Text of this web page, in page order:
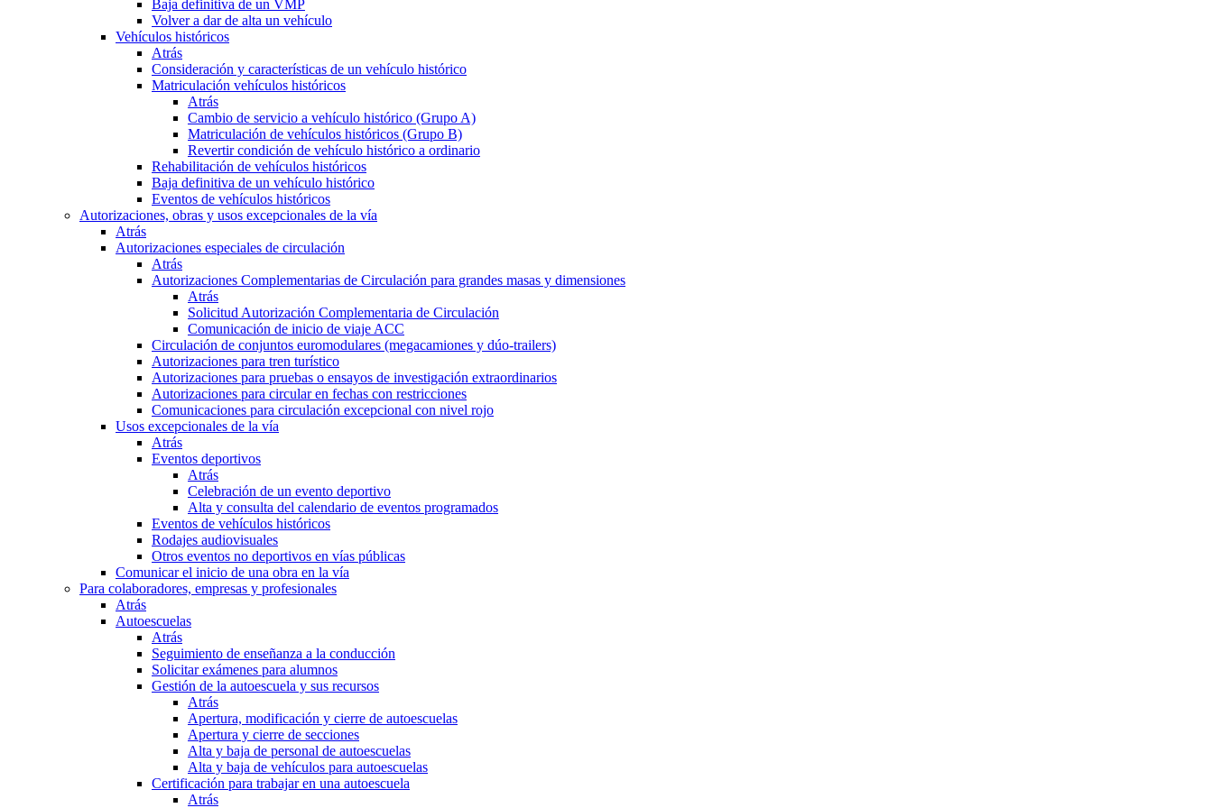
Baja definitiva de un VMP
Volver a dar de alta un vehículo
Vehículos históricos
Atrás
Consideración y características de un vehículo histórico
Matriculación vehículos históricos
Atrás
Cambio de servicio a vehículo histórico (Grupo A)
Matriculación de vehículos históricos (Grupo B)
Revertir condición de vehículo histórico a ordinario
Rehabilitación de vehículos históricos
Baja definitiva de un vehículo histórico
Eventos de vehículos históricos
Autorizaciones, obras y usos excepcionales de la vía
Atrás
Autorizaciones especiales de circulación
Atrás
Autorizaciones Complementarias de Circulación para grandes masas y dimensiones
Atrás
Solicitud Autorización Complementaria de Circulación
Comunicación de inicio de viaje ACC
Circulación de conjuntos euromodulares (megacamiones y dúo-trailers)
Autorizaciones para tren turístico
Autorizaciones para pruebas o ensayos de investigación extraordinarios
Autorizaciones para circular en fechas con restricciones
Comunicaciones para circulación excepcional con nivel rojo
Usos excepcionales de la vía
Atrás
Eventos deportivos
Atrás
Celebración de un evento deportivo
Alta y consulta del calendario de eventos programados
Eventos de vehículos históricos
Rodajes audiovisuales
Otros eventos no deportivos en vías públicas
Comunicar el inicio de una obra en la vía
Para colaboradores, empresas y profesionales
Atrás
Autoescuelas
Atrás
Seguimiento de enseñanza a la conducción
Solicitar exámenes para alumnos
Gestión de la autoescuela y sus recursos
Atrás
Apertura, modificación y cierre de autoescuelas
Apertura y cierre de secciones
Alta y baja de personal de autoescuelas
Alta y baja de vehículos para autoescuelas
Certificación para trabajar en una autoescuela
Atrás